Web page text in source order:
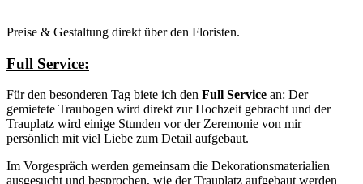
Preise & Gestaltung direkt über den Floristen.
Full Service:
Für den besonderen Tag biete ich den Full Service an: Der
gemietete Traubogen wird direkt zur Hochzeit gebracht und der
Trauplatz wird einige Stunden vor der Zeremonie von mir
persönlich mit viel Liebe zum Detail aufgebaut.
Im Vorgespräch werden gemeinsam die Dekorationsmaterialien
ausgesucht und besprochen, wie der Trauplatz aufgebaut werden